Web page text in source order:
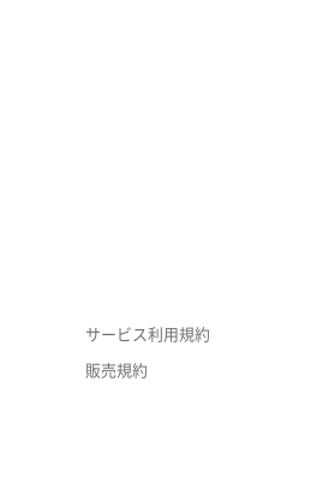
サービス利用規約
販売規約